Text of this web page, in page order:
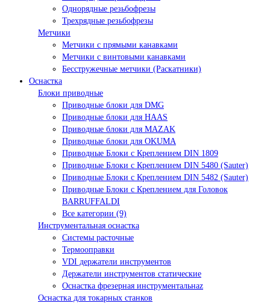
Однорядные резьбофрезы
Трехрядные резьбофрезы
Метчики
Метчики с прямыми канавками
Метчики с винтовыми канавками
Бесстружечные метчики (Раскатники)
Оснастка
Блоки приводные
Приводные блоки для DMG
Приводные блоки для HAAS
Приводные блоки для MAZAK
Приводные блоки для OKUMA
Приводные Блоки с Креплением DIN 1809
Приводные Блоки с Креплением DIN 5480 (Sauter)
Приводные Блоки с Креплением DIN 5482 (Sauter)
Приводные Блоки с Креплением для Головок
BARRUFFALDI
Все категории (9)
Инструментальная оснастка
Системы расточные
Термооправки
VDI держатели инструментов
Держатели инструментов статические
Оснастка фрезерная инструментальнаz
Оснастка для токарных станков